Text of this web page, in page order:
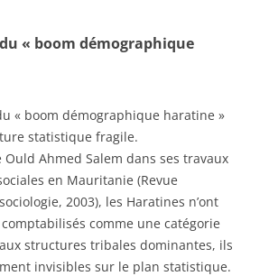
« boom démographique
« boom démographique haratine »
statistique fragile.
Ould Ahmed Salem dans ses travaux
en Mauritanie (Revue
2003), les Haratines n’ont
comme une catégorie
structures tribales dominantes, ils
invisibles sur le plan statistique.